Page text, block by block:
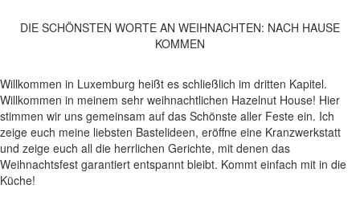
DIE SCHÖNSTEN WORTE AN WEIHNACHTEN: NACH HAUSE
KOMMEN
Willkommen in Luxemburg heißt es schließlich im dritten Kapitel.
Willkommen in meinem sehr weihnachtlichen Hazelnut House! Hier
stimmen wir uns gemeinsam auf das Schönste aller Feste ein. Ich
zeige euch meine liebsten Bastelideen, eröffne eine Kranzwerkstatt
und zeige euch all die herrlichen Gerichte, mit denen das
Weihnachtsfest garantiert entspannt bleibt. Kommt einfach mit in die
Küche!